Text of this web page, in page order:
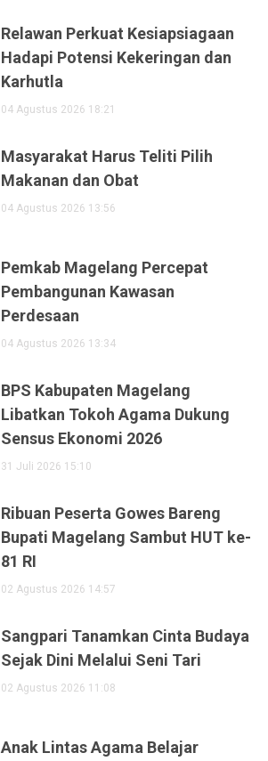
Relawan Perkuat Kesiapsiagaan
Hadapi Potensi Kekeringan dan
Karhutla
04 Agustus 2026 18:21
Masyarakat Harus Teliti Pilih
Makanan dan Obat
04 Agustus 2026 13:56
Pemkab Magelang Percepat
Pembangunan Kawasan
Perdesaan
04 Agustus 2026 13:34
BPS Kabupaten Magelang
Libatkan Tokoh Agama Dukung
Sensus Ekonomi 2026
31 Juli 2026 15:10
Ribuan Peserta Gowes Bareng
Bupati Magelang Sambut HUT ke-
81 RI
02 Agustus 2026 14:57
Sangpari Tanamkan Cinta Budaya
Sejak Dini Melalui Seni Tari
02 Agustus 2026 11:08
Anak Lintas Agama Belajar